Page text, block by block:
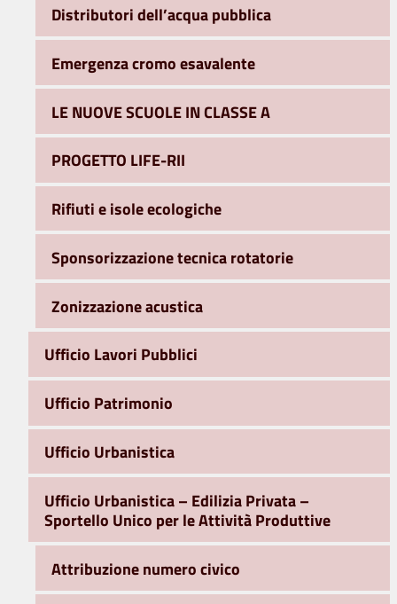
Distributori dell’acqua pubblica
Emergenza cromo esavalente
LE NUOVE SCUOLE IN CLASSE A
PROGETTO LIFE-RII
Rifiuti e isole ecologiche
Sponsorizzazione tecnica rotatorie
Zonizzazione acustica
Ufficio Lavori Pubblici
Ufficio Patrimonio
Ufficio Urbanistica
Ufficio Urbanistica – Edilizia Privata –
Sportello Unico per le Attività Produttive
Attribuzione numero civico